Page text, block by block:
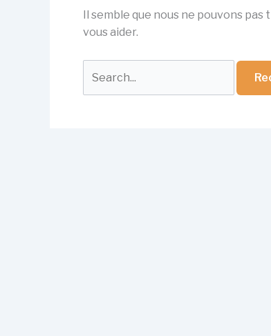
Il semble que nous ne pouvons
vous aider.